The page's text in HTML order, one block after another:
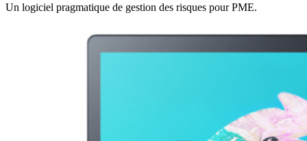
Un logiciel pragmatique de gestion des risques pour PME.